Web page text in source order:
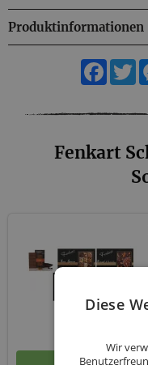
Produktinformationen
Fenkart
Diese
Wir